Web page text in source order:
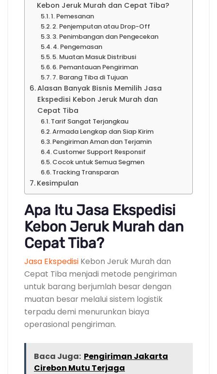
Kebon Jeruk Murah dan Cepat Tiba?
1. Pemesanan
2. Penjemputan atau Drop-Off
3. Penimbangan dan Pengecekan
4. Pengemasan
5. Muatan Masuk Distribusi
6. Pemantauan Pengiriman
7. Barang Tiba di Tujuan
Alasan Banyak Bisnis Memilih Jasa
Ekspedisi Kebon Jeruk Murah dan
Cepat Tiba
Tarif Sangat Terjangkau
Armada Lengkap dan Siap Kirim
Pengiriman Aman dan Terjamin
Customer Support Responsif
Cocok untuk Semua Segmen
Tracking Transparan
Kesimpulan
Apa Itu Jasa Ekspedisi
Kebon Jeruk Murah dan
Cepat Tiba?
Jasa Ekspedisi Kebon Jeruk Murah dan
Cepat Tiba menjadi metode pengiriman
untuk barang berjumlah besar dengan
muatan besar melalui sistem logistik
terpadu demi menurunkan biaya
operasional pengiriman.
Baca Juga: Pengiriman Jakarta
Cirebon Mutu Terjaga